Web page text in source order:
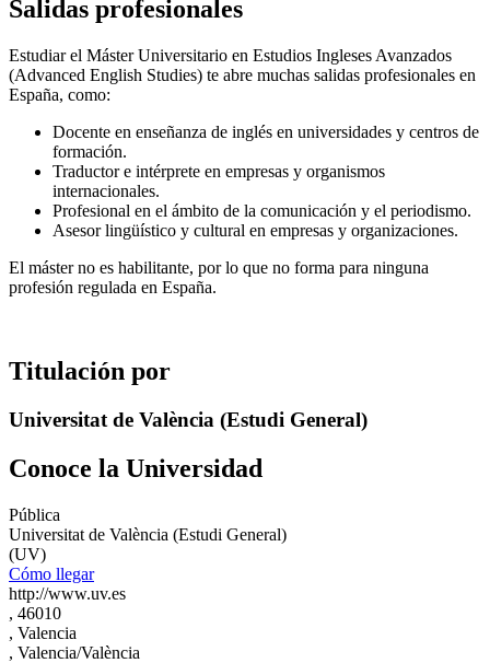
Salidas profesionales
Estudiar el Máster Universitario en Estudios Ingleses Avanzados
(Advanced English Studies) te abre muchas salidas profesionales en
España, como:
Docente en enseñanza de inglés en universidades y centros de
formación.
Traductor e intérprete en empresas y organismos
internacionales.
Profesional en el ámbito de la comunicación y el periodismo.
Asesor lingüístico y cultural en empresas y organizaciones.
El máster no es habilitante, por lo que no forma para ninguna
profesión regulada en España.
Titulación por
Universitat de València (Estudi General)
Conoce la Universidad
Pública
Universitat de València (Estudi General)
(UV)
Cómo llegar
http://www.uv.es
, 46010
, Valencia
, Valencia/València